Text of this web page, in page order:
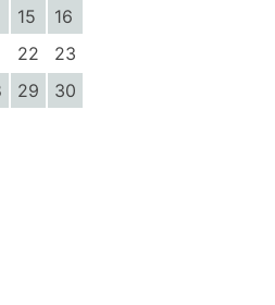
15
16
22
23
29
30